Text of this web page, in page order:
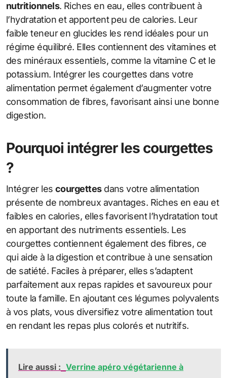
nutritionnels. Riches en eau, elles contribuent à
l’hydratation et apportent peu de calories. Leur
faible teneur en glucides les rend idéales pour un
régime équilibré. Elles contiennent des vitamines et
des minéraux essentiels, comme la vitamine C et le
potassium. Intégrer les courgettes dans votre
alimentation permet également d’augmenter votre
consommation de fibres, favorisant ainsi une bonne
digestion.
Pourquoi intégrer les courgettes
?
Intégrer les courgettesdans votre alimentation
présente de nombreux avantages. Riches en eau et
faibles en calories, elles favorisent l’hydratation tout
en apportant des nutriments essentiels. Les
courgettes contiennent également des fibres, ce
qui aide à la digestion et contribue à une sensation
de satiété. Faciles à préparer, elles s’adaptent
parfaitement aux repas rapides et savoureux pour
toute la famille. En ajoutant ces légumes polyvalents
à vos plats, vous diversifiez votre alimentation tout
en rendant les repas plus colorés et nutritifs.
Lire aussi : Verrine apéro végétarienne à